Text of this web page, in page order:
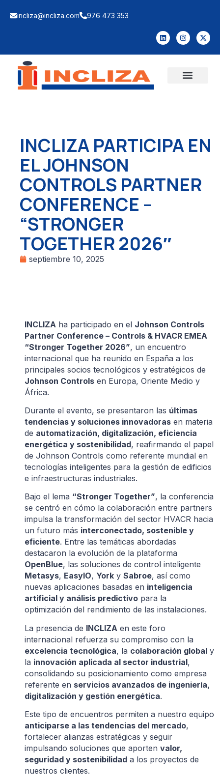
incliza@incliza.com 976 473 353
INCLIZA PARTICIPA EN
EL JOHNSON
CONTROLS PARTNER
CONFERENCE –
“STRONGER
TOGETHER 2026″
septiembre 10, 2025
INCLIZA ha participado en el Johnson Controls
Partner Conference – Controls & HVACR EMEA
“Stronger Together 2026”, un encuentro
internacional que ha reunido en España a los
principales socios tecnológicos y estratégicos de
Johnson Controls en Europa, Oriente Medio y
África.
Durante el evento, se presentaron las últimas
tendencias y soluciones innovadoras en materia
de automatización, digitalización, eficiencia
energética y sostenibilidad, reafirmando el papel
de Johnson Controls como referente mundial en
tecnologías inteligentes para la gestión de edificios
e infraestructuras industriales.
Bajo el lema “Stronger Together”, la conferencia
se centró en cómo la colaboración entre partners
impulsa la transformación del sector HVACR hacia
un futuro más interconectado, sostenible y
eficiente. Entre las temáticas abordadas
destacaron la evolución de la plataforma
OpenBlue, las soluciones de control inteligente
Metasys, EasyIO, York y Sabroe, así como
nuevas aplicaciones basadas en inteligencia
artificial y análisis predictivo para la
optimización del rendimiento de las instalaciones.
La presencia de INCLIZA en este foro
internacional refuerza su compromiso con la
excelencia tecnológica, la colaboración global y
la innovación aplicada al sector industrial,
consolidando su posicionamiento como empresa
referente en servicios avanzados de ingeniería,
digitalización y gestión energética.
Este tipo de encuentros permiten a nuestro equipo
anticiparse a las tendencias del mercado,
fortalecer alianzas estratégicas y seguir
impulsando soluciones que aporten valor,
seguridad y sostenibilidad a los proyectos de
nuestros clientes.